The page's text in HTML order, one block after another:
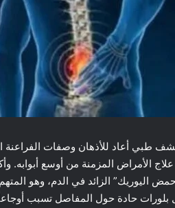
طبي أعاد للأذهان وصفات الفراعنة
الأمراض المزمنة من أوسع أبوابه.
اليوريك” الزائد في الدم، وهو
بلورات حادة حول المفاصل تسبب